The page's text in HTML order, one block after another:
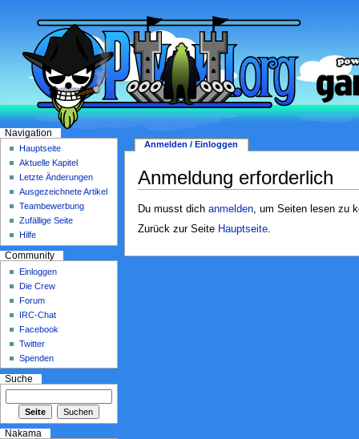
Anmeldung erforderlich
Du musst dich anmelden, um Seiten lesen zu
Zurück zur Seite Hauptseite.
Anmelden / Einloggen
Navigation
Hauptseite
Aktuelle Kapitel
Letzte Änderungen
Ausgezeichnete Artikel
Teambewerbung
Zufällige Seite
Hilfe
Community
Einloggen
Die Crew
Forum
IRC-Chat
Facebook
Twitter
Spenden
Suche
Nakama